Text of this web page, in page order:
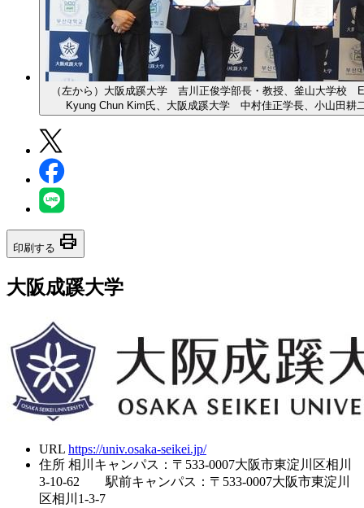
（左から）大阪成蹊大学 吉川正俊学部長・教授、釜山大学
Kyung Chun Kim氏、大阪成蹊大学 中村佳正学長、小山田耕
印刷する print
大阪成蹊大学
URL https://univ.osaka-seikei.jp/
住所 相川キャンパス：〒533-0007大阪市東淀川区相川
3-10-62 駅前キャンパス：〒533-0007大阪市東淀川
区相川1-3-7